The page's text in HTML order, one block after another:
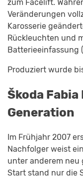
zum Facelift.
Veränderungen
Karosserie
Rückleuchten und
Batterieeinfassung
Produziert wurde
Škoda
Generation
Im Frühjahr 2007
Nachfolger weist
unter anderem neu
Start stand nur die